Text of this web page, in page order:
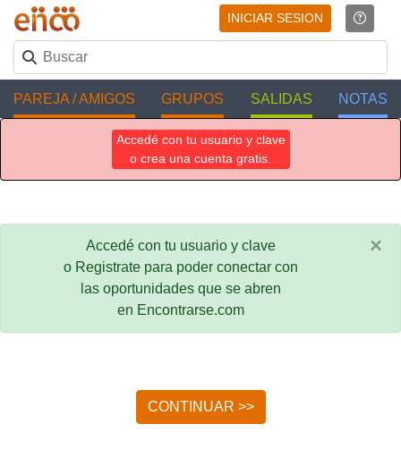
INICIAR SESION
PAREJA / AMIGOS GRUPOS SALIDAS NOTAS
Accedé con tu usuario y clave
o crea una cuenta gratis.
Accedé con tu usuario y clave
o Registrate para poder conectar con
las oportunidades que se abren
en Encontrarse.com
×
CONTINUAR >>